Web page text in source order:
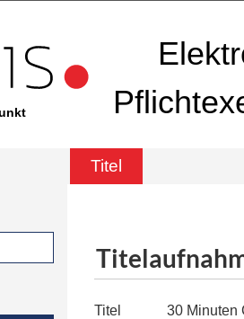
Titel
Titel
30 Minuten